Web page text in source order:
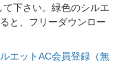
て下さい。緑色のシルエ
と、フリーダウンロー
エットAC会員登録（無